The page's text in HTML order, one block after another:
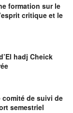
formation sur le
critique et le
hadj Cheick
de suivi de
semestriel